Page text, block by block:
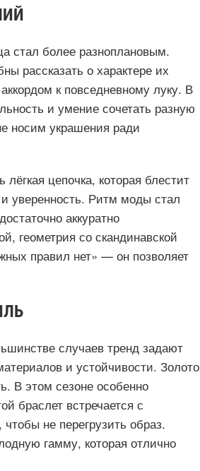
стал более разноплановым.
рассказать о характере их
к повседневному луку. В
и умение сочетать разную
носим украшения ради
цепочка, которая блестит
уверенность. Ритм моды стал
аккуратно
геометрия со скандинавской
правил нет» — он позволяет
случаев тренд задают
и устойчивости. Золото
В этом сезоне особенно
браслет встречается с
не перегрузить образ.
гамму, которая отлично